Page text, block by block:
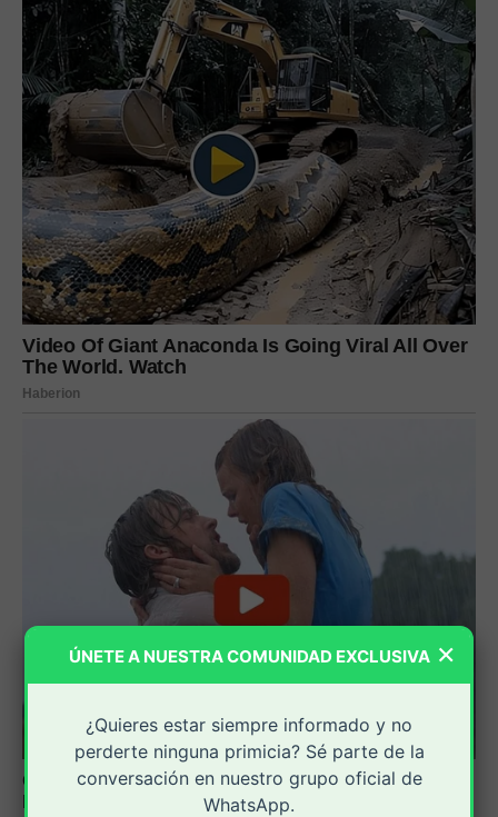
×
ÚNETE A NUESTRA COMUNIDAD EXCLUSIVA
¿Quieres estar siempre informado y no
perderte ninguna primicia? Sé parte de la
conversación en nuestro grupo oficial de
WhatsApp.